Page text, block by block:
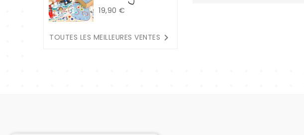
Prix
19,90 €
TOUTES LES MEILLEURES VENTES 